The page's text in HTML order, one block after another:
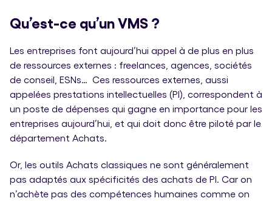
Qu’est-ce qu’un VMS ?
Les entreprises font aujourd’hui appel à de plus en plus
de ressources externes : freelances, agences, sociétés
de conseil, ESNs… Ces ressources externes, aussi
appelées prestations intellectuelles (PI), correspondent à
un poste de dépenses qui gagne en importance pour les
entreprises aujourd’hui, et qui doit donc être piloté par le
département Achats.
Or, les outils Achats classiques ne sont généralement
pas adaptés aux spécificités des achats de PI. Car on
n’achète pas des compétences humaines comme on